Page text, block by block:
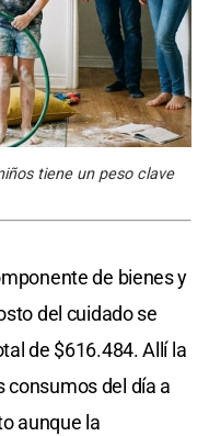
tiene un peso clave
de bienes y
del cuidado se
de $616.484. Allí la
consumos del día a
aunque la